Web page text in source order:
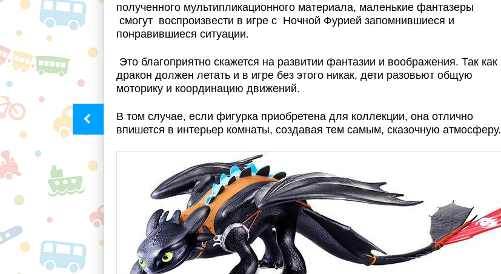
полученного мультипликационного материала, маленькие фантазеры
смогут воспроизвести в игре с Ночной Фурией запомнившиеся и
понравившиеся ситуации.
Это благоприятно скажется на развитии фантазии и воображения. Так как
дракон должен летать и в игре без этого никак, дети разовьют общую
моторику и координацию движений.
В том случае, если фигурка приобретена для коллекции, она отлично
впишется в интерьер комнаты, создавая тем самым, сказочную атмосферу.